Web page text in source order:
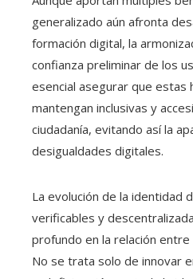
generalizado aún afronta
formación digital, la
confianza preliminar de los
esencial asegurar que estas
mantengan inclusivas y
ciudadanía, evitando así la
desigualdades digitales.
La evolución de la identidad
verificables y
profundo en la relación
No se trata solo de innovar